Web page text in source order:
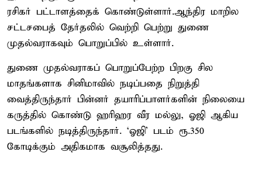
ரசிகர் பட்டாளத்தைக் கொண்டுள்ளார்.ஆந்திர மாறில
சட்டசபைத் தேர்தலில் வெற்றி பெற்று துணை
முதல்வராகவும் பொறுப்பில் உள்ளார்.
துணை முதல்வராகப் பொறுப்பேற்ற பிறகு சில
மாதங்களாக சினிமாவில் நடிப்பதை நிறுத்தி
வைத்திருந்தார் பின்னர் தயாரிப்பாளர்களின் நிலையை
கருத்தில் கொண்டு ஹரிஹர வீர மல்லு, ஓஜி ஆகிய
படங்களில் நடித்திருந்தார். ‘ஓஜி’ படம் ரூ.350
கோடிக்கும் அதிகமாக வசூலித்தது.